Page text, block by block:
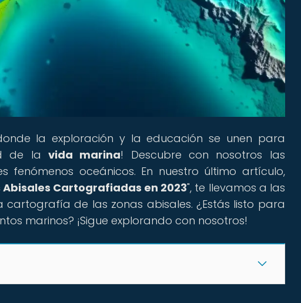
la exploración y la educación se unen para
de lavida marina! Descubre con nosotros las
fenómenos oceánicos. En nuestro último artículo,
Abisales Cartografiadas en 2023", te llevamos a las
de las zonas abisales. ¿Estás listo para
marinos? ¡Sigue explorando con nosotros!